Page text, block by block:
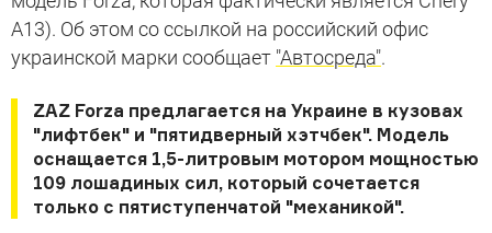
A13). Об этом со ссылкой на российский офис
украинской марки сообщает "Автосреда".
ZAZ Forza предлагается на Украине в кузовах
"лифтбек" и "пятидверный хэтчбек". Модель
оснащается 1,5-литровым мотором мощностью
109 лошадиных сил, который сочетается
только с пятиступенчатой "механикой".